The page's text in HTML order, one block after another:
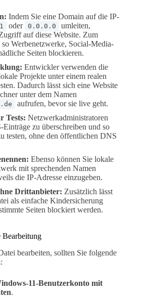
Indem Sie eine Domain auf die IP-
oder 0.0.0.0
umleiten,
auf diese Website. Zum
Werbenetzwerke, Social-Media-
Seiten blockieren.
Entwickler verwenden die
Projekte unter einem realen
Dadurch lässt sich eine Website
unter dem Namen
aufrufen, bevor sie live geht.
Tests: Netzwerkadministratoren
zu überschreiben und so
testen, ohne den öffentlichen DNS
Ebenso können Sie lokale
mit sprechenden Namen
die IP-Adresse einzugeben.
Drittanbieter: Zusätzlich lässt
als einfache Kindersicherung
Seiten blockiert werden.
Bearbeitung
bearbeiten, sollten Sie folgende
11-Benutzerkonto mit
.